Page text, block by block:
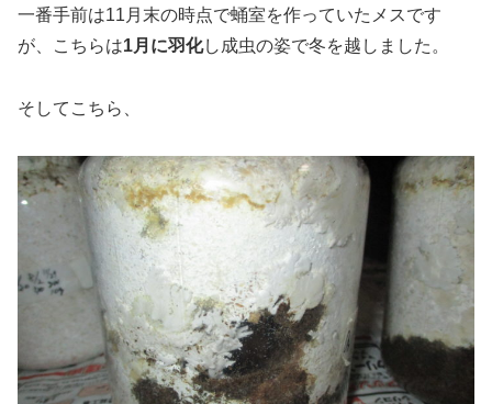
一番手前は11月末の時点で蛹室を作っていたメスです
が、こちらは1月に羽化し成虫の姿で冬を越しました。
そしてこちら、